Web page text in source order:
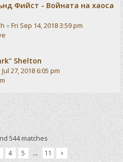
Фийст - Войната на хаоса
« Fri Sep 14, 2018 3:59 pm
Shelton
Jul 27, 2018 6:05 pm
544 matches
4 5 … 11